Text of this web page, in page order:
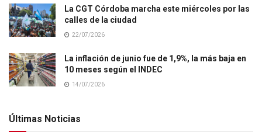
La CGT Córdoba marcha este miércoles por las
calles de la ciudad
22/07/2026
La inflación de junio fue de 1,9%, la más baja en
10 meses según el INDEC
14/07/2026
Últimas Noticias